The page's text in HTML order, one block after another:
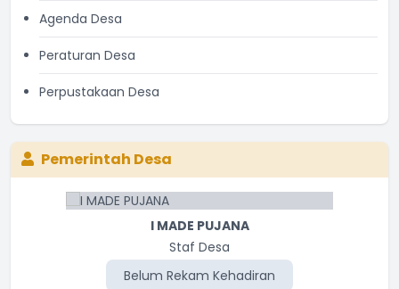
Agenda Desa
Peraturan Desa
Perpustakaan Desa
Pemerintah Desa
I MADE PUJANA
Staf Desa
Belum Rekam Kehadiran